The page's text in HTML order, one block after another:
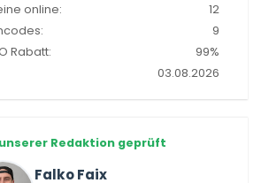
online:
12
9
Rabatt:
99%
03.08.2026
Redaktion geprüft
Falko Faix